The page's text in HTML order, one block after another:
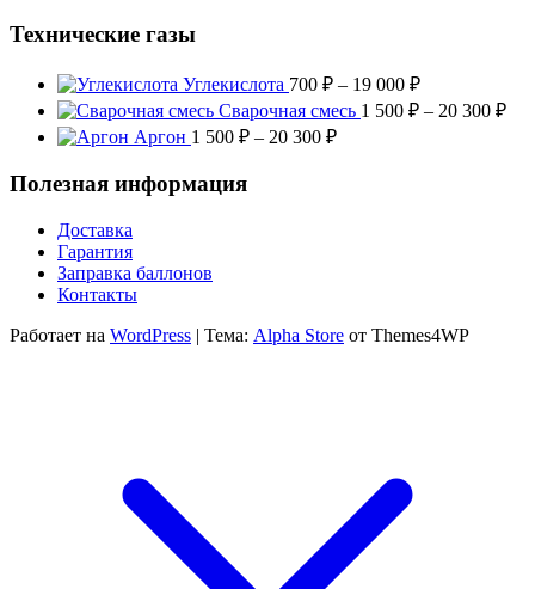
Технические газы
Углекислота 700 ₽ – 19 000 ₽Диапазон
цен:
Сварочная смесь 1 500 ₽ – 20 300 ₽
Аргон 1 500 ₽ – 20 300 ₽Диапазон
Полезная информация
Доставка
Гарантия
Заправка баллонов
Контакты
Работает на WordPress | Тема: Alpha Store от Themes4WP